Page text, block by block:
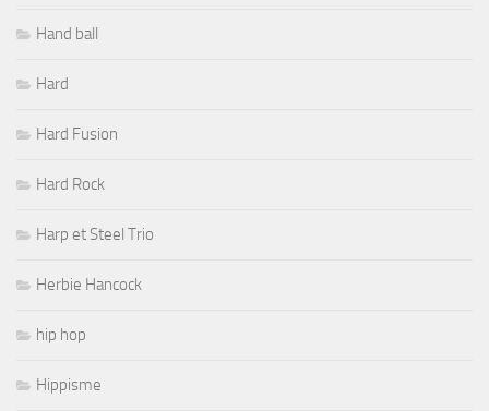
Hand ball
Hard
Hard Fusion
Hard Rock
Harp et Steel Trio
Herbie Hancock
hip hop
Hippisme